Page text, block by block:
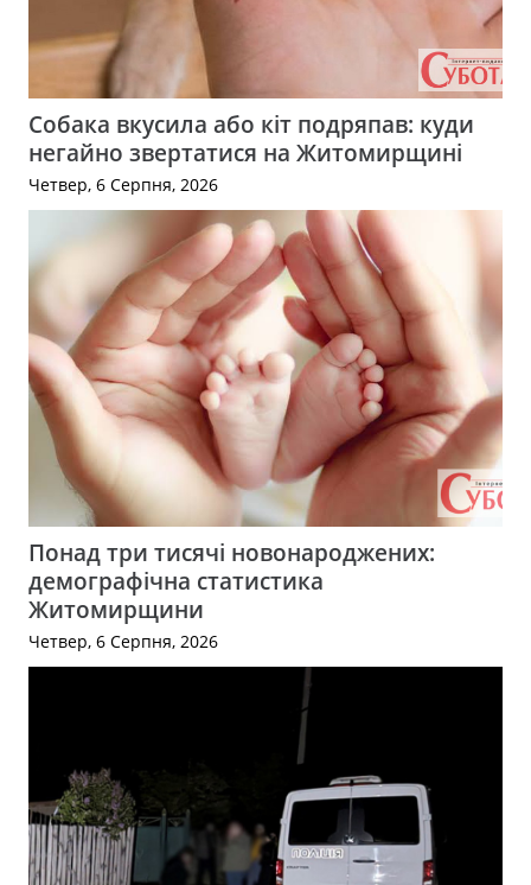
Собака вкусила або кіт подряпав: куди
негайно звертатися на Житомирщині
Четвер, 6 Серпня, 2026
Понад три тисячі новонароджених:
демографічна статистика
Житомирщини
Четвер, 6 Серпня, 2026